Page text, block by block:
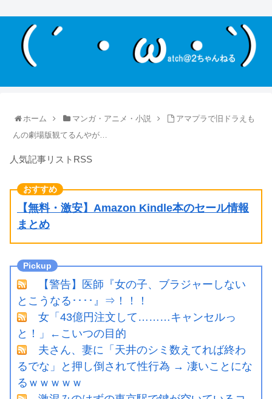
ホーム マンガ・アニメ・小説
アマプラで旧ドラえも
んの劇場版観てるんやが…
人気記事リストRSS
【無料・激安】Amazon Kindle本のセール情報
まとめ
【警告】医師『女の子、ブラジャーしない
とこうなる････』⇒！！！
女「43億円注文して………キャンセルっ
と！」←こいつの目的
夫さん、妻に「天井のシミ数えてれば終わ
るでな」と押し倒されて性行為 → 凄いことにな
るｗｗｗｗｗ